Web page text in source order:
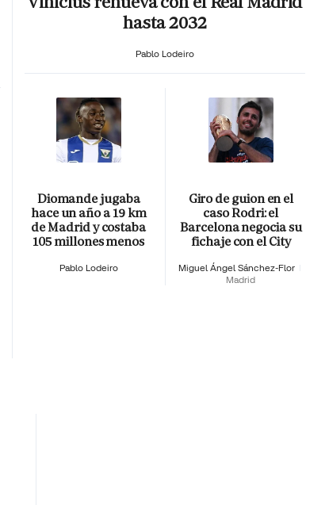
hasta 2032
Pablo Lodeiro
Diomande jugaba
hace un año a 19 km
de Madrid y costaba
105 millones menos
Pablo Lodeiro
Giro de guion en el
caso Rodri: el
Barcelona negocia su
fichaje con el City
Miguel Ángel Sánchez-Flor
Madrid